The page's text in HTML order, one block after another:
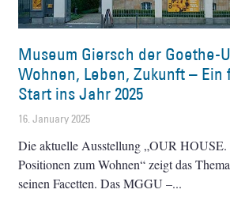
Museum Giersch der Goethe-
Wohnen, Leben, Zukunft –
Start ins Jahr 2025
16. January 2025
Die aktuelle Ausstellung „OUR HOUSE.
Positionen zum Wohnen“ zeigt das
seinen Facetten. Das MGGU –